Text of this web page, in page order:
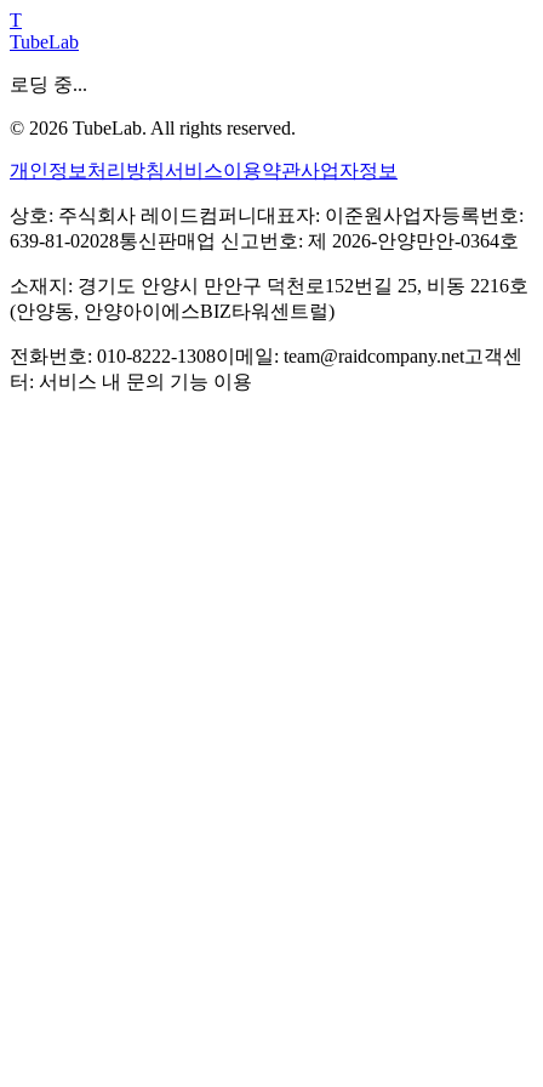
T
TubeLab
로딩 중...
© 2026 TubeLab. All rights reserved.
개인정보처리방침서비스이용약관사업자정보
상호: 주식회사 레이드컴퍼니 대표자: 이준원사업자등록번호:
639-81-02028통신판매업 신고번호: 제 2026-안양만안-0364호
소재지: 경기도 안양시 만안구 덕천로152번길 25, 비동 2216호
(안양동, 안양아이에스BIZ타워센트럴)
전화번호: 010-8222-1308이메일: team@raidcompany.net고객센
터: 서비스 내 문의 기능 이용